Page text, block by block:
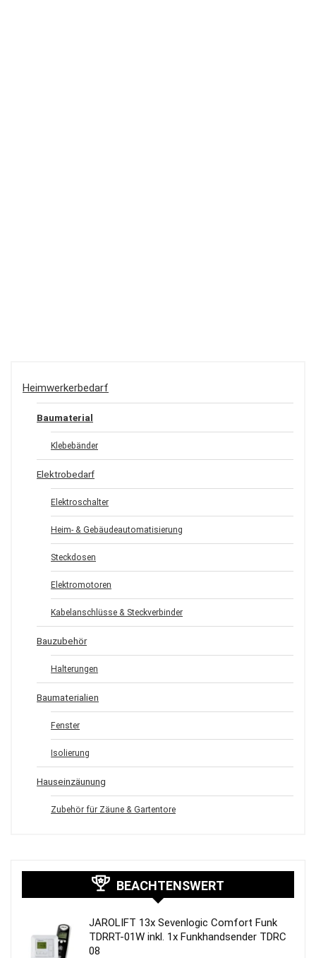
Heimwerkerbedarf
Baumaterial
Klebebänder
Elektrobedarf
Elektroschalter
Heim- & Gebäudeautomatisierung
Steckdosen
Elektromotoren
Kabelanschlüsse & Steckverbinder
Bauzubehör
Halterungen
Baumaterialien
Fenster
Isolierung
Hauseinzäunung
Zubehör für Zäune & Gartentore
BEACHTENSWERT
JAROLIFT 13x Sevenlogic Comfort Funk
TDRRT-01W inkl. 1x Funkhandsender TDRC
08